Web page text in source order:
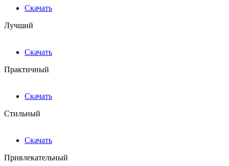
Скачать
Лучший
Скачать
Практичный
Скачать
Стильный
Скачать
Привлекательный